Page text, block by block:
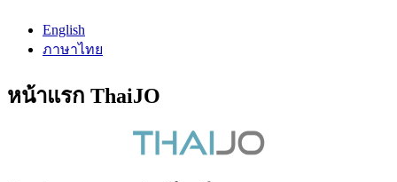
English
ภาษาไทย
หน้าแรก ThaiJO